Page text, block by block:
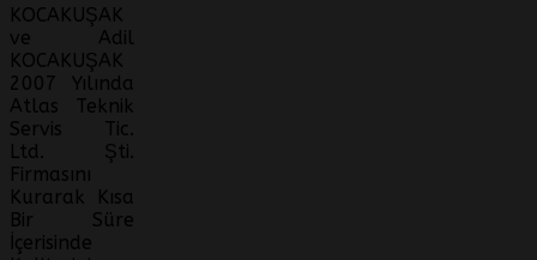
KOCAKUŞAK
ve Adil
KOCAKUŞAK
2007 Yılında
Atlas Teknik
Servis Tic.
Ltd. Şti.
Firmasını
Kurarak Kısa
Bir Süre
İçerisinde